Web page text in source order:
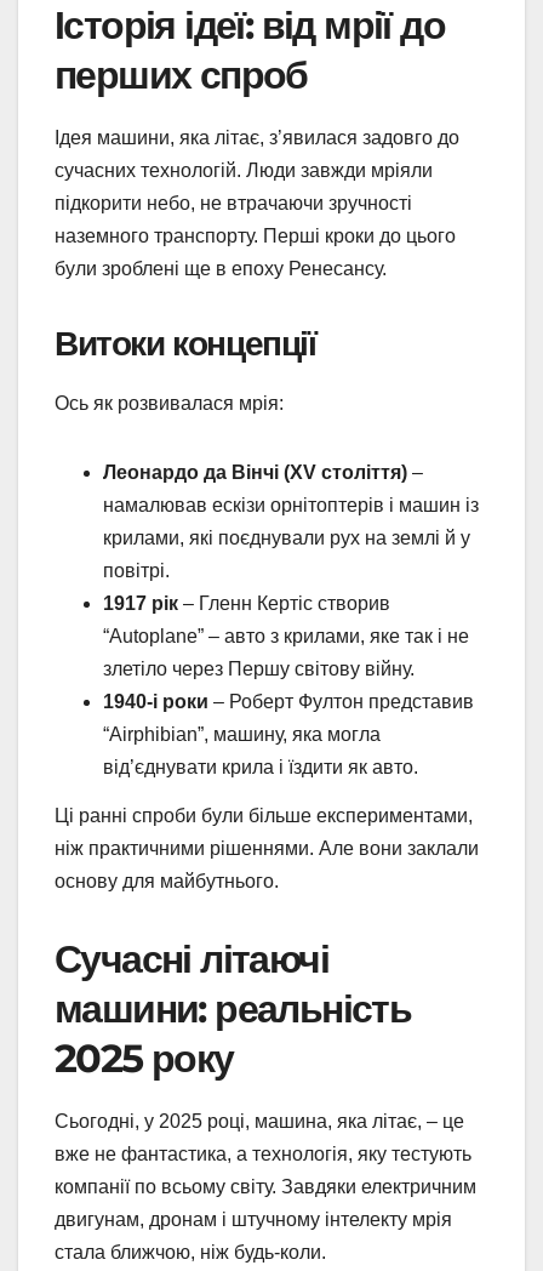
Історія ідеї: від мрії до
перших спроб
Ідея машини, яка літає, з’явилася задовго до
сучасних технологій. Люди завжди мріяли
підкорити небо, не втрачаючи зручності
наземного транспорту. Перші кроки до цього
були зроблені ще в епоху Ренесансу.
Витоки концепції
Ось як розвивалася мрія:
Леонардо да Вінчі (XV століття) –
намалював ескізи орнітоптерів і машин із
крилами, які поєднували рух на землі й у
повітрі.
1917 рік – Гленн Кертіс створив
“Autoplane” – авто з крилами, яке так і не
злетіло через Першу світову війну.
1940-і роки – Роберт Фултон представив
“Airphibian”, машину, яка могла
від’єднувати крила і їздити як авто.
Ці ранні спроби були більше експериментами,
ніж практичними рішеннями. Але вони заклали
основу для майбутнього.
Сучасні літаючі
машини: реальність
2025 року
Сьогодні, у 2025 році, машина, яка літає, – це
вже не фантастика, а технологія, яку тестують
компанії по всьому світу. Завдяки електричним
двигунам, дронам і штучному інтелекту мрія
стала ближчою, ніж будь-коли.